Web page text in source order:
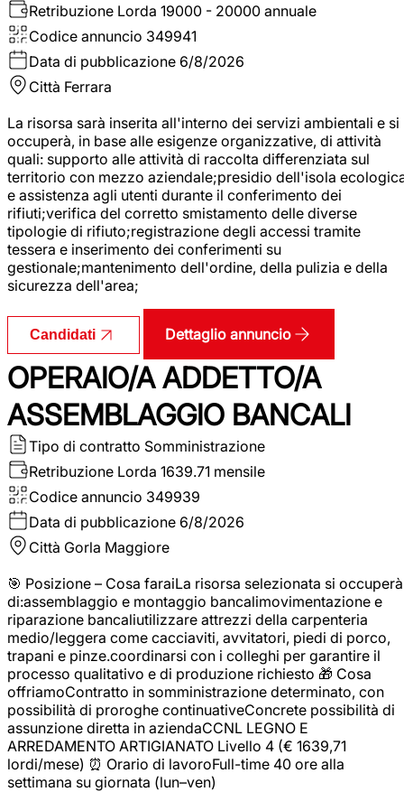
Retribuzione Lorda 19000 - 20000 annuale
Codice annuncio 349941
Data di pubblicazione 6/8/2026
Città Ferrara
La risorsa sarà inserita all'interno dei servizi ambientali e si
occuperà, in base alle esigenze organizzative, di attività
quali: supporto alle attività di raccolta differenziata sul
territorio con mezzo aziendale;presidio dell'isola
e assistenza agli utenti durante il conferimento dei
rifiuti;verifica del corretto smistamento delle diverse
tipologie di rifiuto;registrazione degli accessi tramite
tessera e inserimento dei conferimenti su
gestionale;mantenimento dell'ordine, della pulizia e della
sicurezza dell'area;
Candidati Dettaglio annuncio
OPERAIO/A ADDETTO/A
ASSEMBLAGGIO BANCALI
Tipo di contratto Somministrazione
Retribuzione Lorda 1639.71 mensile
Codice annuncio 349939
Data di pubblicazione 6/8/2026
Città Gorla Maggiore
🎯 Posizione – Cosa faraiLa risorsa selezionata si occuperà
di:assemblaggio e montaggio bancalimovimentazione e
riparazione bancaliutilizzare attrezzi della carpenteria
medio/leggera come cacciaviti, avvitatori, piedi di porco,
trapani e pinze.coordinarsi con i colleghi per garantire il
processo qualitativo e di produzione richiesto 🎁 Cosa
offriamoContratto in somministrazione determinato, con
possibilità di proroghe continuativeConcrete possibilità di
assunzione diretta in aziendaCCNL LEGNO E
ARREDAMENTO ARTIGIANATO Livello 4 (€ 1639,71
lordi/mese) ⏰ Orario di lavoroFull-time 40 ore alla
settimana su giornata (lun–ven)